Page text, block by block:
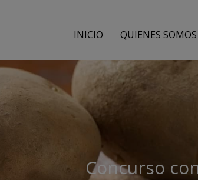
INICIO QUIENES SOMOS
Concurso